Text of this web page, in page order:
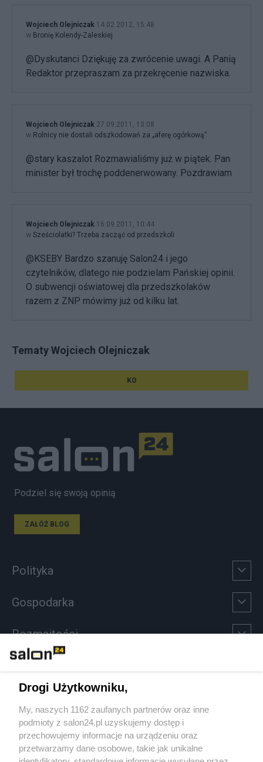
Wojciech Olejniczak 14.02.2012, 15:48
w Bronię Kolendy-Zaleskiej
@Dyskutanci Dziękuję za zwrócenie uwagi. A Panią
Redaktor przepraszam za przekręcenie nazwiska.
Wojciech Olejniczak 27.09.2011, 13:08
w Rolnicy nie dostali odszkodowań za „aferę ogórkową”
@stary kaszalot Rozmawialiśmy już w piątek. Pan
minister był trochę poddenerwowany. Pozdrawiam
Wojciech Olejniczak 16.09.2011, 10:44
w Sześciolatki? Trzeba zacząć od przedszkoli
@KSEBY Bardzo szanuję Salon24 i jego
czytelników, dlatego nie podzielam Pańskiej opinii.
O subwencji oświatowej dla przedszkolaków
razem z ZNP mówimy już od kilku lat.
Tematy Wojciech Olejniczak
KO
Podziel się swoją opinią
ZAŁÓŻ BLOG
Polityka
Gospodarka
Rozmaitości
Sport
Społeczeństwo
Drogi Użytkowniku,
My, naszych 1162 zaufanych partnerów oraz inne
podmioty z salon24.pl uzyskujemy dostęp i
przechowujemy informacje na urządzeniu oraz
przetwarzamy dane osobowe, takie jak unikalne